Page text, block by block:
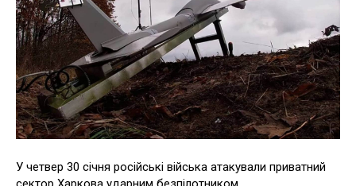
У четвер 30 січня російські війська атакували приватний